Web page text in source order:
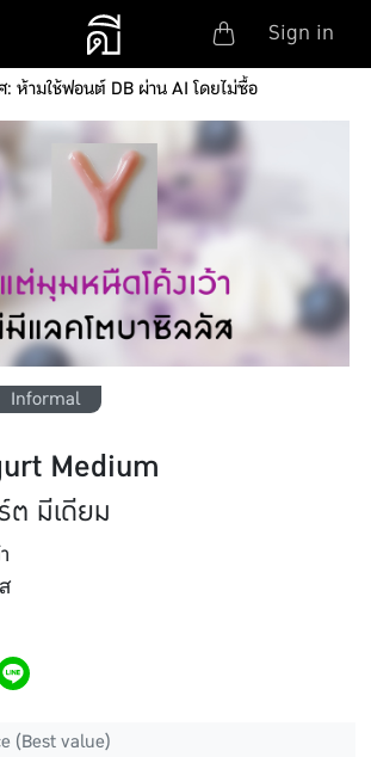
Sign in
: ห้ามใช้ฟอนต์ DB ผ่าน AI โดยไม่ซื้อ
Informal
Medium
ต มีเดียม
(Best value)